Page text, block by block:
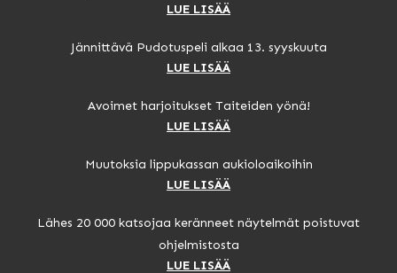
LUE LISÄÄ
Jännittävä Pudotuspeli alkaa 13. syyskuuta
LUE LISÄÄ
Avoimet harjoitukset Taiteiden yönä!
LUE LISÄÄ
Muutoksia lippukassan aukioloaikoihin
LUE LISÄÄ
Lähes 20 000 katsojaa keränneet näytelmät poistuvat
ohjelmistosta
LUE LISÄÄ